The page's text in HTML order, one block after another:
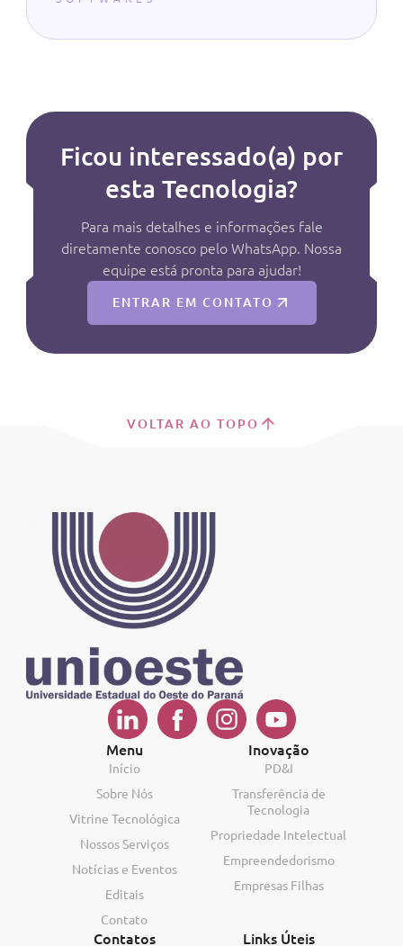
Ficou interessado(a) por
esta Tecnologia?
Para mais detalhes e informações fale
diretamente conosco pelo WhatsApp. Nossa
equipe está pronta para ajudar!
ENTRAR EM CONTATO
VOLTAR AO TOPO
Menu
Início
Sobre Nós
Vitrine Tecnológica
Nossos Serviços
Notícias e Eventos
Editais
Contato
Inovação
PD&I
Transferência de
Tecnologia
Propriedade Intelectual
Empreendedorismo
Empresas Filhas
Contatos Links Úteis